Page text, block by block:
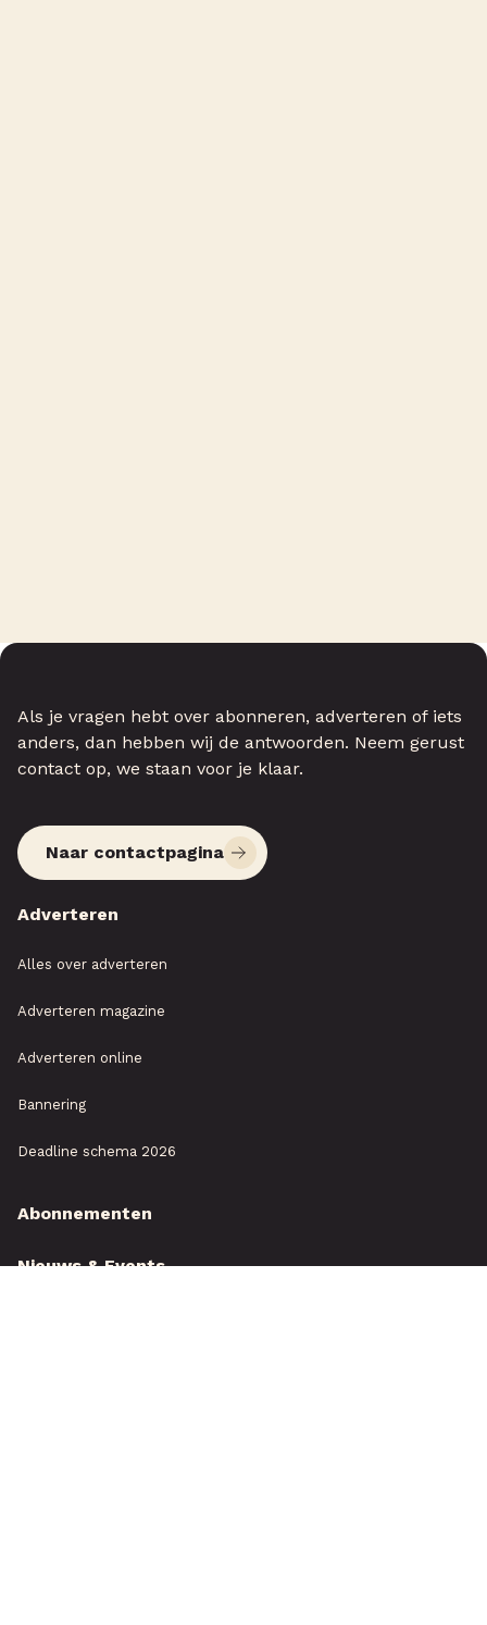
Als je vragen hebt over abonneren, adverteren of iets
anders, dan hebben wij de antwoorden. Neem gerust
contact op, we staan voor je klaar.
Naar contactpagina
Adverteren
Alles over adverteren
Adverteren magazine
Adverteren online
Bannering
Deadline schema 2026
Abonnementen
Nieuws & Events